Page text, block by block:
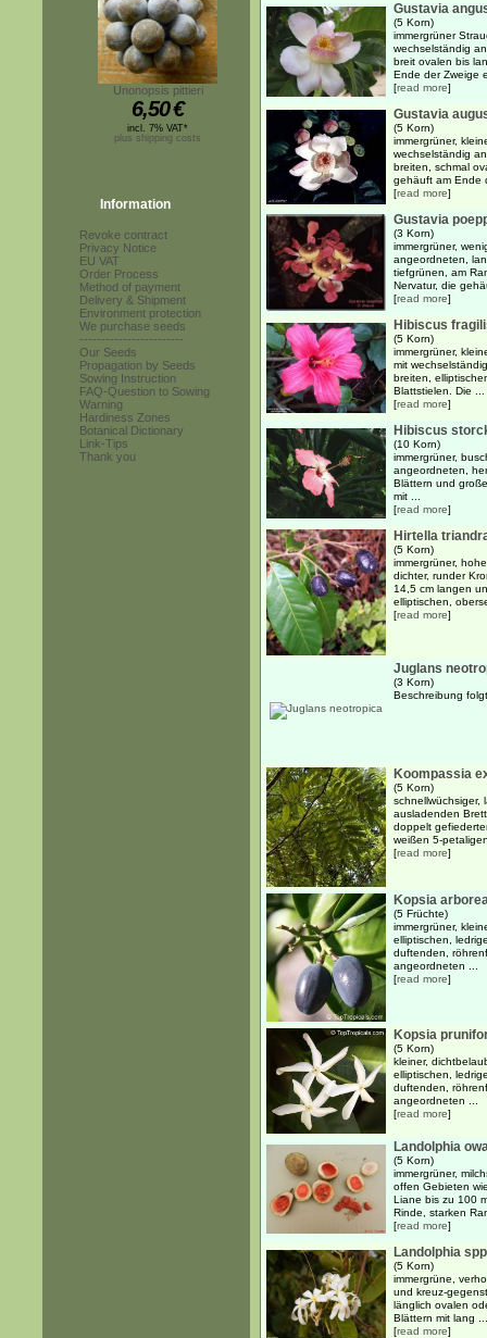
Unonopsis pittieri
6,50€
incl. 7% VAT*
plus shipping costs
Information
Revoke contract
Privacy Notice
EU VAT
Order Process
Method of payment
Delivery & Shipment
Environment protection
We purchase seeds
------------------------
Our Seeds
Propagation by Seeds
Sowing Instruction
FAQ-Question to Sowing
Warning
Hardiness Zones
Botanical Dictionary
Link-Tips
Thank you
Gustavia
(5 Korn)
immergrüner
wechselständig
breit ovalen bis
Ende der Zweige
[read more]
Gustavia
(5 Korn)
immergrüner,
wechselständig
breiten, schmal
gehäuft am Ende
[read more]
Gustavia
(3 Korn)
immergrüner,
angeordneten,
tiefgrünen, am
Nervatur, die
[read more]
Hibiscus
(5 Korn)
immergrüner,
mit
breiten,
Blattstielen. Die ...
[read more]
Hibiscus
(10 Korn)
immergrüner,
angeordneten,
Blättern und
mit ...
[read more]
Hirtella
(5 Korn)
immergrüner,
dichter, runder
14,5 cm langen
elliptischen,
[read more]
Juglans
(3 Korn)
Beschreibung
Koompassia
(5 Korn)
schnellwüchsiger,
ausladenden
doppelt
weißen 5-
[read more]
Kopsia
(5 Früchte)
immergrüner,
elliptischen,
duftenden,
angeordneten ...
[read more]
Kopsia
(5 Korn)
kleiner,
elliptischen,
duftenden,
angeordneten ...
[read more]
Landolphia
(5 Korn)
immergrüner,
offen Gebieten
Liane bis zu 100
Rinde, starken
[read more]
Landolphia
(5 Korn)
immergrüne,
und kreuz-
länglich ovalen
Blättern mit lang ...
[read more]